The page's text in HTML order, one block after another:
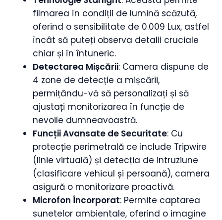
filmarea în condiții de lumină scăzută,
oferind o sensibilitate de 0.009 Lux, astfel
încât să puteți observa detalii cruciale
chiar și în întuneric.
Detectarea Mișcării: Camera dispune de
4 zone de detecție a mișcării,
permițându-vă să personalizați și să
ajustați monitorizarea în funcție de
nevoile dumneavoastră.
Funcții Avansate de Securitate: Cu
protecție perimetrală ce include Tripwire
(linie virtuală) și detecția de intruziune
(clasificare vehicul și persoană), camera
asigură o monitorizare proactivă.
Microfon Încorporat: Permite captarea
sunetelor ambientale, oferind o imagine